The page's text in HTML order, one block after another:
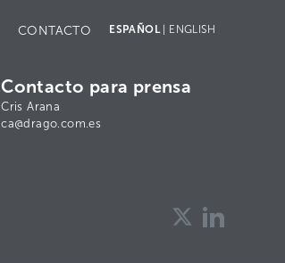
CONTACTO ESPAÑOL| ENGLISH
Contacto para prensa
Cris Arana
ca@drago.com.es